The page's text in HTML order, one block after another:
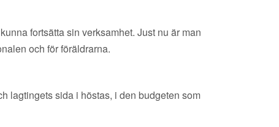
fortsätta sin verksamhet. Just nu är man
och för föräldrarna.
lagtingets sida i höstas, i den budgeten som